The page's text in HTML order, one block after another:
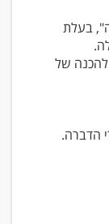
בעלת
של
הדברה.